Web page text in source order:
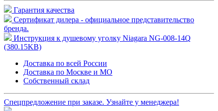
Гарантия качества
Сертификат дилера - официальное представительство
бренда.
Инструкция к душевому уголку Niagara NG-008-14Q
(380.15KB)
Доставка по всей России
Доставка по Москве и МО
Собственный склад
Спецпредложение при заказе. Узнайте у менеджера!